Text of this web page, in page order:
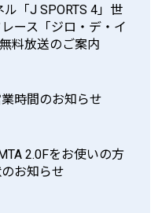
「J SPORTS 4」世
ース「ジロ・デ・イ
料放送のご案内
時間のお知らせ
2.0Fをお使いの方
お知らせ